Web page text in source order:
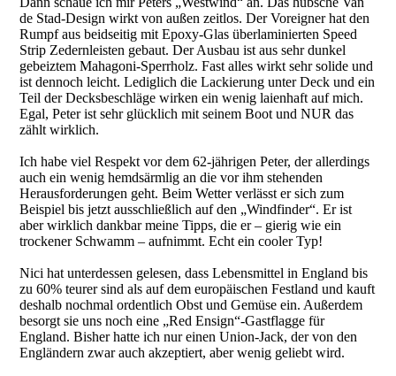
de Stad-Design wirkt von außen zeitlos. Der Voreigner hat den
Rumpf aus beidseitig mit Epoxy-Glas überlaminierten Speed
Strip Zedernleisten gebaut. Der Ausbau ist aus sehr dunkel
gebeiztem Mahagoni-Sperrholz. Fast alles wirkt sehr solide und
ist dennoch leicht. Lediglich die Lackierung unter Deck und ein
Teil der Decksbeschläge wirken ein wenig laienhaft auf mich.
Egal, Peter ist sehr glücklich mit seinem Boot und NUR das
zählt wirklich.
Ich habe viel Respekt vor dem 62-jährigen Peter, der allerdings
auch ein wenig hemdsärmlig an die vor ihm stehenden
Herausforderungen geht. Beim Wetter verlässt er sich zum
Beispiel bis jetzt ausschließlich auf den „Windfinder“. Er ist
aber wirklich dankbar meine Tipps, die er – gierig wie ein
trockener Schwamm – aufnimmt. Echt ein cooler Typ!
Nici hat unterdessen gelesen, dass Lebensmittel in England bis
zu 60% teurer sind als auf dem europäischen Festland und kauft
deshalb nochmal ordentlich Obst und Gemüse ein. Außerdem
besorgt sie uns noch eine „Red Ensign“-Gastflagge für
England. Bisher hatte ich nur einen Union-Jack, der von den
Engländern zwar auch akzeptiert, aber wenig geliebt wird.